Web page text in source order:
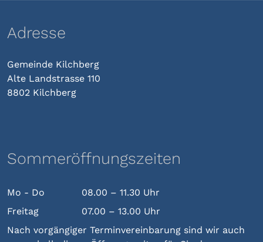
Adresse
Gemeinde Kilchberg
Alte Landstrasse 110
8802 Kilchberg
Sommeröffnungszeiten
Mo - Do
08.00 – 11.30 Uhr
Freitag
07.00 – 13.00 Uhr
Nach vorgängiger Terminvereinbarung sind wir auch